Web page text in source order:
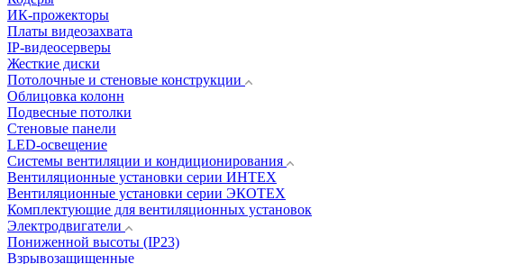
ИК-прожекторы
Платы видеозахвата
IP-видеосерверы
Жесткие диски
Потолочные и стеновые конструкции
Облицовка колонн
Подвесные потолки
Стеновые панели
LED-освещение
Системы вентиляции и кондиционирования
Вентиляционные установки серии ИНТЕХ
Вентиляционные установки серии ЭКОТЕХ
Комплектующие для вентиляционных установок
Электродвигатели
Пониженной высоты (IP23)
Взрывозащищенные